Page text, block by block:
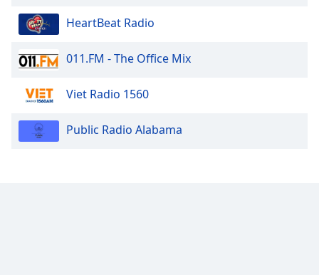
Family
Done
Close
HeartBeat Radio
011.FM - The Office Mix
Viet Radio 1560
Public Radio Alabama